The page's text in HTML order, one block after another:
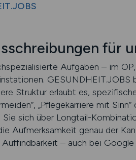
für
Aufgaben – im
Struktur erlaubt es,
„Pflegekarriere mit
sich über Longtail-
Aufmerksamkeit genau der
– auch bei Google